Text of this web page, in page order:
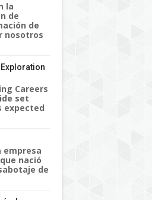
la
de
de
nosotros
Careers
set
expected
empresa
nació
de